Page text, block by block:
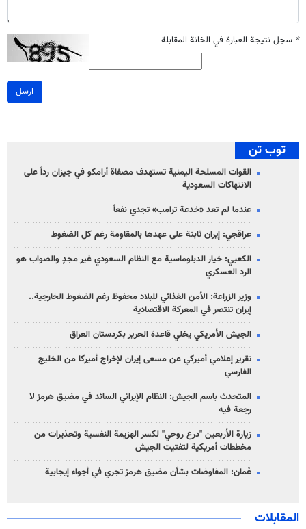
* سجل نتيجة العبارة في الخانة المقابلة
ارسل
توب تن
القوات المسلحة اليمنية تستهدف مصفاة أرامكو في جيزان رداً على
الانتهاكات السعودية
عندما لم تعد «خدعة ترامب» تجدي نفعاً
عراقجي: إيران ثابتة على عهدها بالمقاومة رغم كل الضغوط
الكعبي: خيار الدبلوماسية مع النظام السعودي غير مجدٍ والصواب هو
الرد العسكري
وزير الزراعة: الأمن الغذائي للبلاد محفوظ رغم الضغوط الخارجية..
إيران تنتصر في المعركة الاقتصادية
الجيش الأمريكي يخلي قاعدة الحرير بكردستان العراق
تقرير إعلامي أميركي عن مسعى إيران لإخراج أميركا من الخليج
الفارسي
المتحدث باسم الجيش: النظام الإيراني السائد في مضيق هرمز لا
رجعة فيه
زيارة الأربعين "درع روحي" لكسر الهزيمة النفسية وتحذيرات من
مخططات أمريكية لتفتيت الجيش
عُمان: المفاوضات بشأن مضيق هرمز تجري في أجواء إيجابية
المقابلات